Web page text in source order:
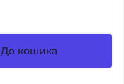
До кошика